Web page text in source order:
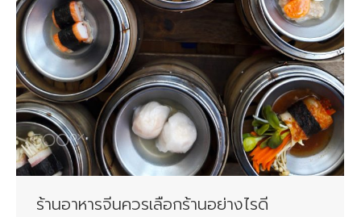
ร้านอาหารจีนควรเลือกร้านอย่างไรดี